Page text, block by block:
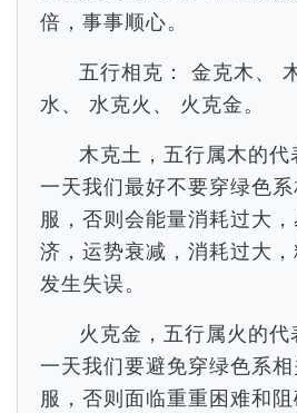
倍，事事顺心。
五行相克： 金克木、
水、 水克火、 火克金。
木克土，五行属木的
一天我们最好不要穿绿色
服，否则会能量消耗过大
济，运势衰减，消耗过大
发生失误。
火克金，五行属火的
一天我们要避免穿绿色系
服，否则面临重重困难和